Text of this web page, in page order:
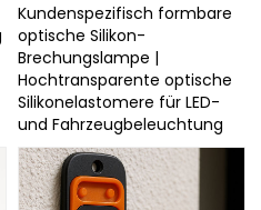
Kundenspezifisch formbare
optische Silikon-
Brechungslampe |
Hochtransparente optische
Silikonelastomere für LED-
und Fahrzeugbeleuchtung